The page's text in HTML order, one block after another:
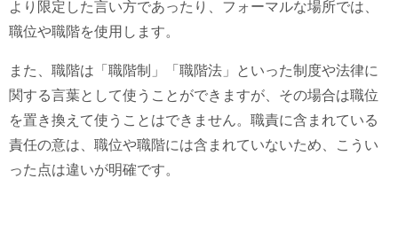
より限定した言い方であったり、フォーマルな場所では、
職位や職階を使用します。
また、職階は「職階制」「職階法」といった制度や法律に
関する言葉として使うことができますが、その場合は職位
を置き換えて使うことはできません。職責に含まれている
責任の意は、職位や職階には含まれていないため、こうい
った点は違いが明確です。